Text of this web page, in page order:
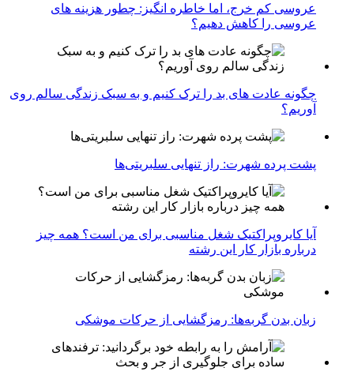
عروسی کم خرج، اما خاطره انگیز: چطور هزینه های
عروسی را کاهش دهیم؟
چگونه عادت‌ های بد را ترک کنیم و به سبک زندگی سالم روی
آوریم؟
پشت پرده شهرت: راز تنهایی سلبریتی‌ها
آیا کایروپراکتیک شغل مناسبی برای من است؟ همه چیز
درباره بازار کار این رشته
زبان بدن گربه‌ها: رمزگشایی از حرکات موشکی